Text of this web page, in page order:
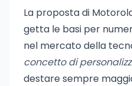
La proposta di
getta le basi per
nel mercato della
concetto di
destare sempre